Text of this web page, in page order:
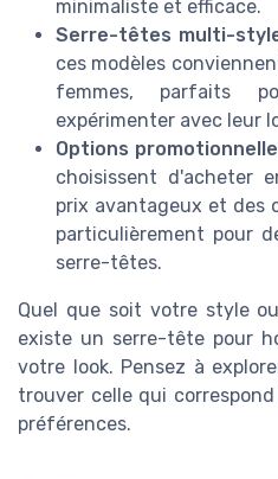
minimaliste et efficace.
Serre-têtes multi-
ces modèles
femmes, parfaits
expérimenter avec leur
Options
choisissent d'acheter
prix avantageux et des
particulièrement pour
serre-têtes.
Quel que soit votre style
existe un serre-tête pour
votre look. Pensez à
trouver celle qui
préférences.